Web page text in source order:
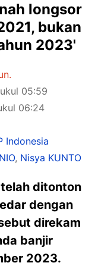
longsor
bukan
2023'
05:59
06:24
Indonesia
, Nisya KUNTO
ditonton
dengan
direkam
banjir
2023.